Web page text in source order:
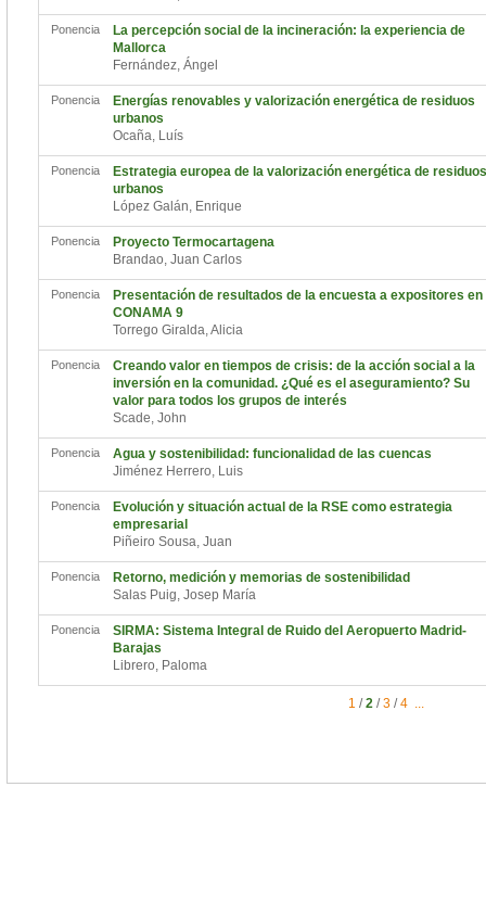
Ponencia
La percepción social de la incineración: la experiencia de
Mallorca
Fernández, Ángel
Ponencia
Energías renovables y valorización energética de residuos
urbanos
Ocaña, Luís
Ponencia
Estrategia europea de la valorización energética de residuos
urbanos
López Galán, Enrique
Ponencia
Proyecto Termocartagena
Brandao, Juan Carlos
Ponencia
Presentación de resultados de la encuesta a expositores en
CONAMA 9
Torrego Giralda, Alicia
Ponencia
Creando valor en tiempos de crisis: de la acción social a la
inversión en la comunidad. ¿Qué es el aseguramiento? Su
valor para todos los grupos de interés
Scade, John
Ponencia
Agua y sostenibilidad: funcionalidad de las cuencas
Jiménez Herrero, Luis
Ponencia
Evolución y situación actual de la RSE como estrategia
empresarial
Piñeiro Sousa, Juan
Ponencia
Retorno, medición y memorias de sostenibilidad
Salas Puig, Josep María
Ponencia
SIRMA: Sistema Integral de Ruido del Aeropuerto Madrid-
Barajas
Librero, Paloma
1 /2 / 3 / 4 ...